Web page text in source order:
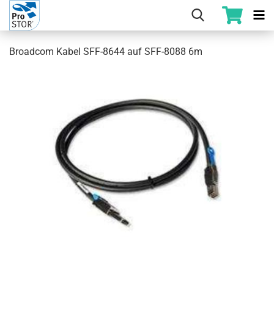
Broadcom Kabel SFF-8644 auf SFF-8088 6m